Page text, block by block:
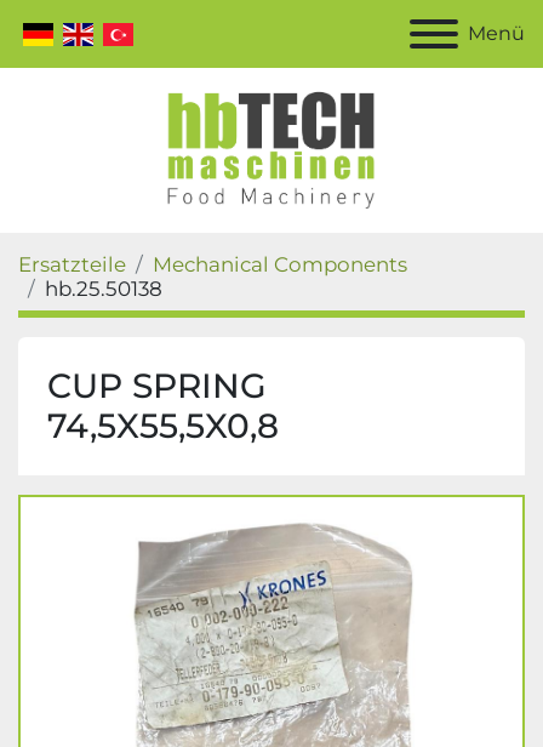
Menü
Ersatzteile
Mechanical Components
hb.25.50138
CUP SPRING
74,5X55,5X0,8